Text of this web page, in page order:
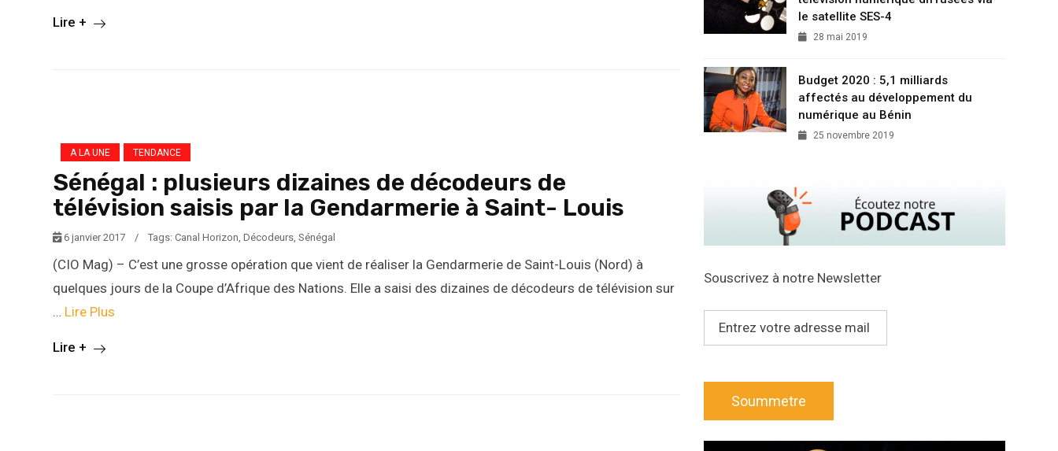
Lire +
A LA UNE TENDANCE
Sénégal : plusieurs dizaines de décodeurs de
télévision saisis par la Gendarmerie à Saint- Louis
6 janvier 2017 / Tags: Canal Horizon, Décodeurs, Sénégal
(CIO Mag) – C’est une grosse opération que vient de réaliser la Gendarmerie de Saint-Louis (Nord) à
quelques jours de la Coupe d’Afrique des Nations. Elle a saisi des dizaines de décodeurs de télévision sur
… Lire Plus
Lire +
le satellite SES-4
28 mai 2019
Budget 2020 : 5,1 milliards
affectés au développement du
numérique au Bénin
25 novembre 2019
Souscrivez à notre Newsletter